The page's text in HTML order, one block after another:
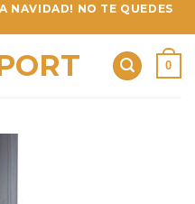
NAVIDAD! NO TE QUEDES
0